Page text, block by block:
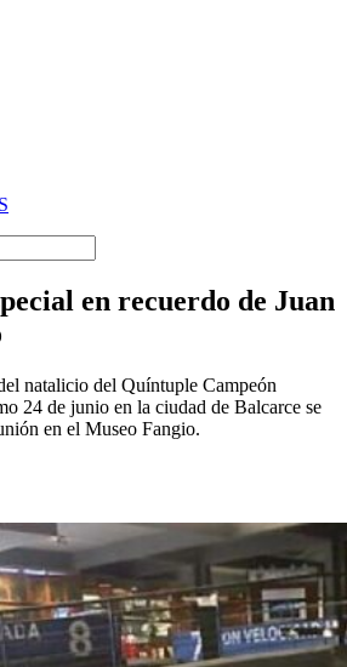
en recuerdo de Juan
natalicio del Quíntuple Campeón
24 de junio en la ciudad de Balcarce se
en el Museo Fangio.